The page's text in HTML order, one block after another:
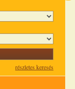
részletes keresés